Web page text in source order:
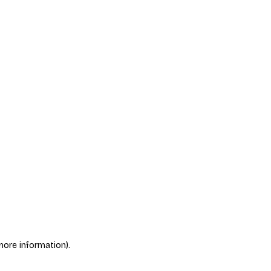
information).